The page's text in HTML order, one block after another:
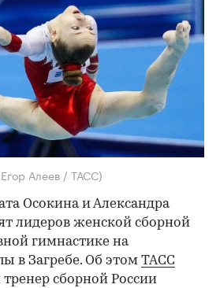
Алеев / ТАСС)
Осокина и Александра
лидеров женской сборной
гимнастике на
в Загребе. Об этом ТАСС
сборной России